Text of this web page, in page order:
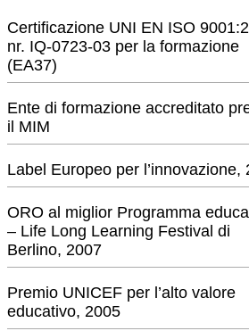
Certificazione UNI EN ISO
nr. IQ-0723-03 per la formazione
(EA37)
Ente di formazione accreditato
il MIM
Label Europeo per l’innovazione,
ORO al miglior Programma
– Life Long Learning Festival di
Berlino, 2007
Premio UNICEF per l’alto valore
educativo, 2005